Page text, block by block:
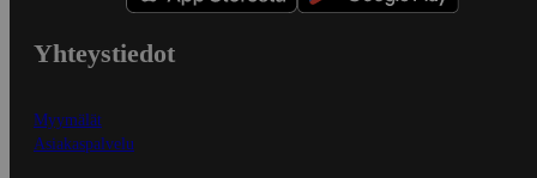
Yhteystiedot
Myymälät
Asiakaspalvelu